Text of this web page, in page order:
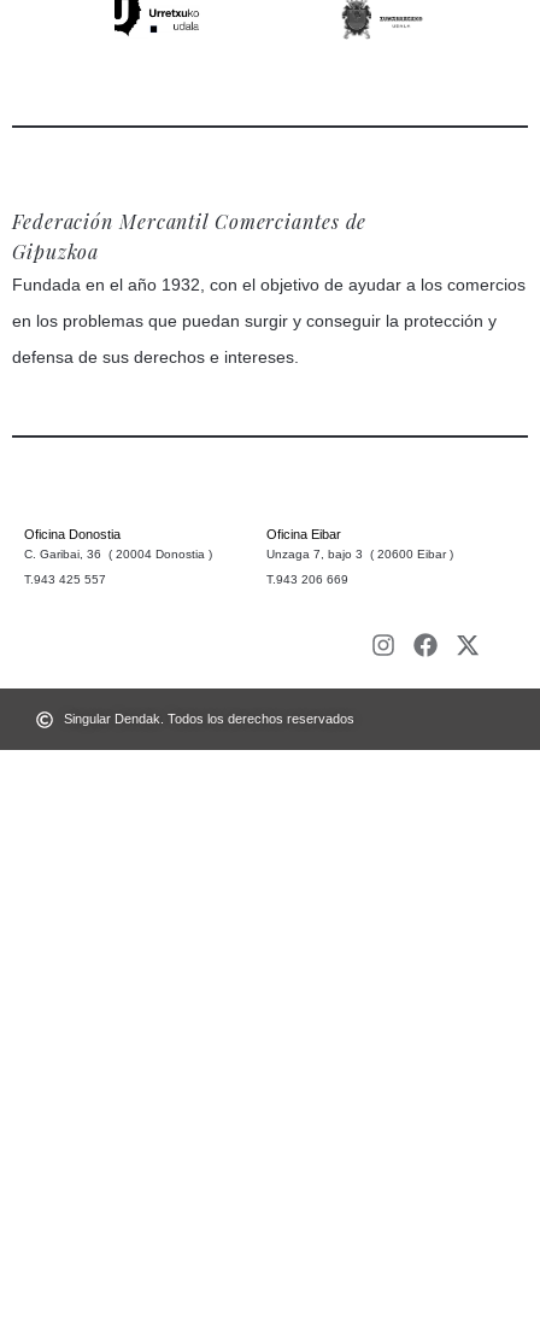
Federación Mercantil Comerciantes de
Gipuzkoa
Fundada en el año 1932, con el objetivo de ayudar a los comercios
en los problemas que puedan surgir y conseguir la protección y
defensa de sus derechos e intereses.
Oficina Donostia
C. Garibai, 36 ( 20004 Donostia )
T.943 425 557
Oficina Eibar
Unzaga 7, bajo 3 ( 20600 Eibar )
T.943 206 669
Singular Dendak. Todos los derechos reservados